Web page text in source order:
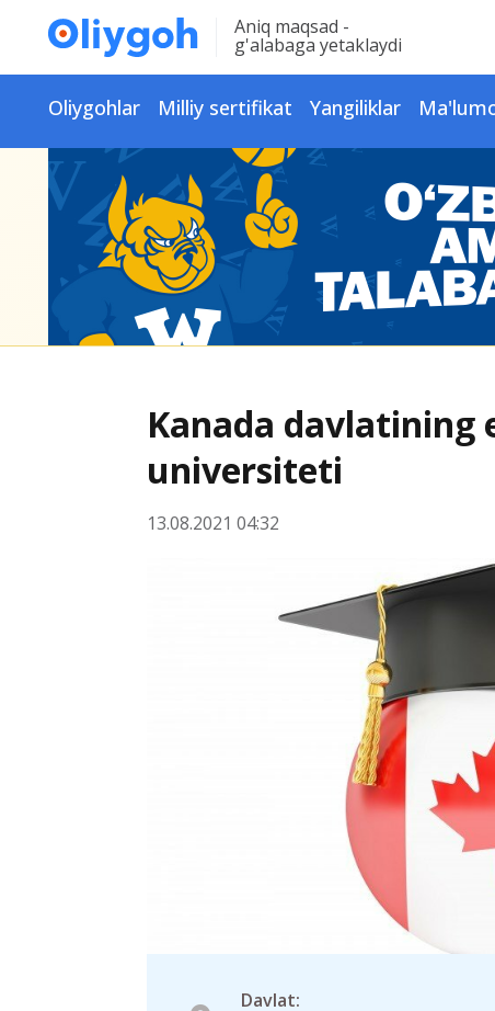
Aniq maqsad -
g'alabaga yetaklaydi
Oliygohlar Milliy sertifikat Yangiliklar
Kanada davlatining
universiteti
13.08.2021 04:32
Davlat: